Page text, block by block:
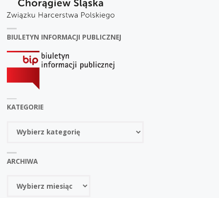
BIULETYN INFORMACJI PUBLICZNEJ
KATEGORIE
ARCHIWA